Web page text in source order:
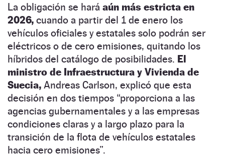
La obligación se hará aún más estricta en
2026, cuando a partir del 1 de enero los
vehículos oficiales y estatales solo podrán ser
eléctricos o de cero emisiones, quitando los
híbridos del catálogo de posibilidades. El
ministro de Infraestructura y Vivienda de
Suecia, Andreas Carlson, explicó que esta
decisión en dos tiempos “proporciona a las
agencias gubernamentales y a las empresas
condiciones claras y a largo plazo para la
transición de la flota de vehículos estatales
hacia cero emisiones”.